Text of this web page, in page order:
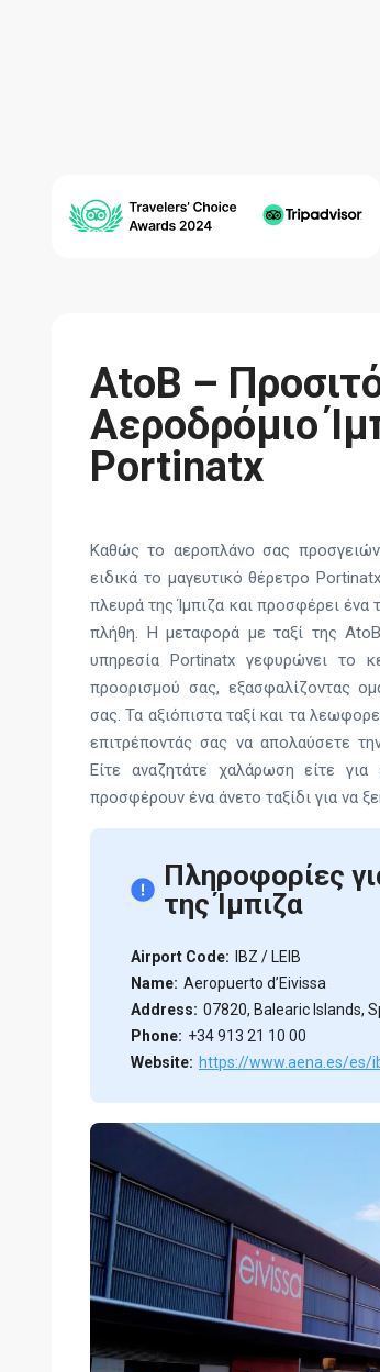
AtoB –
Αεροδρόμιο
Portinatx
Καθώς το αεροπλάνο σας
ειδικά το μαγευτικό θέρετρο
πλευρά της Ίμπιζα και προσφέρει
πλήθη. Η μεταφορά με ταξί της
υπηρεσία Portinatx γεφυρώνει το
προορισμού σας, εξασφαλίζοντας
σας. Τα αξιόπιστα ταξί και τα
επιτρέποντάς σας να απολαύσετε
Είτε αναζητάτε χαλάρωση είτε
προσφέρουν ένα άνετο ταξίδι για να
Πληροφορίες
της Ίμπιζα
Airport Code:
IBZ / LEIB
Name: Aeropuerto d’Eivissa
Address: 07820, Balearic Islands,
Phone: +34 913 21 10 00
Website: https://www.aena.es/es/